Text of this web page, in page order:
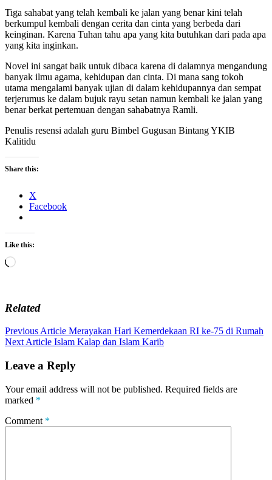
Tiga sahabat yang telah kembali ke jalan yang benar kini telah
berkumpul kembali dengan cerita dan cinta yang berbeda dari
keinginan. Karena Tuhan tahu apa yang kita butuhkan dari pada apa
yang kita inginkan.
Novel ini sangat baik untuk dibaca karena di dalamnya mengandung
banyak ilmu agama, kehidupan dan cinta. Di mana sang tokoh
utama mengalami banyak ujian di dalam kehidupannya dan sempat
terjerumus ke dalam bujuk rayu setan namun kembali ke jalan yang
benar berkat pertemuan dengan sahabatnya Ramli.
Penulis resensi adalah guru Bimbel Gugusan Bintang YKIB
Kalitidu
Share this:
X
Facebook
Like this:
Loading…
Related
Post
navigation
Previous Article Merayakan Hari Kemerdekaan RI ke-75 di Rumah
Next Article Islam Kalap dan Islam Karib
Leave a Reply
Your email address will not be published. Required fields are
marked *
Comment *